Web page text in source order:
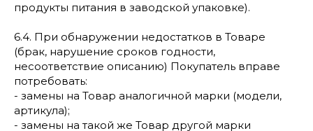
продукты питания в заводской упаковке).
6.4. При обнаружении недостатков в Товаре
(брак, нарушение сроков годности,
несоответствие описанию) Покупатель вправе
потребовать:
- замены на Товар аналогичной марки (модели,
артикула);
- замены на такой же Товар другой марки